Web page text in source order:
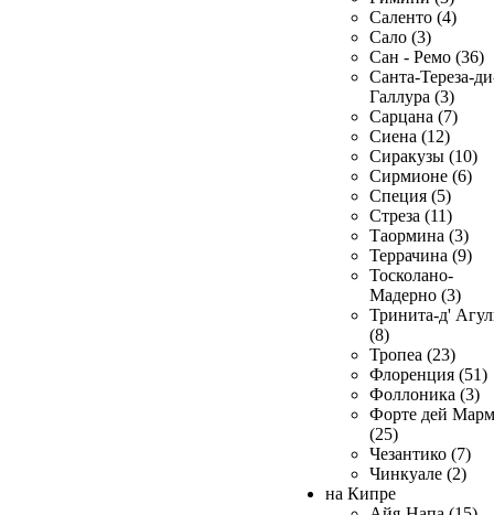
Саленто (4)
Сало (3)
Сан - Ремо (36)
Санта-Тереза-
Галлура (3)
Сарцана (7)
Сиена (12)
Сиракузы (10)
Сирмионе (6)
Специя (5)
Стреза (11)
Таормина (3)
Террачина (9)
Тосколано-
Мадерно (3)
Тринита-д'
(8)
Тропеа (23)
Флоренция (51)
Фоллоника (3)
Форте дей
(25)
Чезантико (7)
Чинкуале (2)
на Кипре